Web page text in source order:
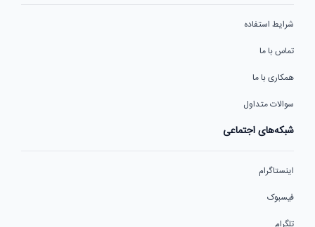
شرایط استفاده
تماس با ما
همکاری با ما
سوالات متداول
شبکه‌های اجتماعی
اینستاگرام
فیسبوک
تلگرام